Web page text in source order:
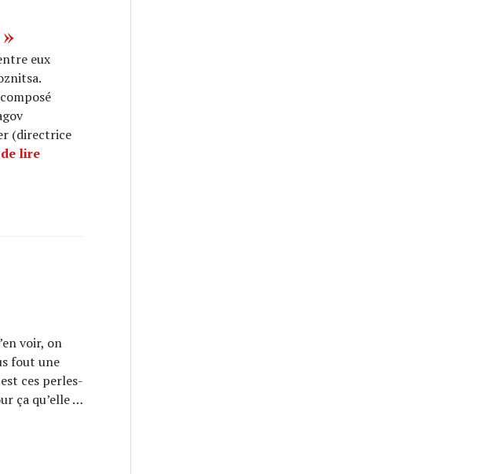
eux
(directrice
lireCANNES 2018 : Palmarès « Un Certain Regard »
voir, on
fout une
ces perles-
ça qu’elle …